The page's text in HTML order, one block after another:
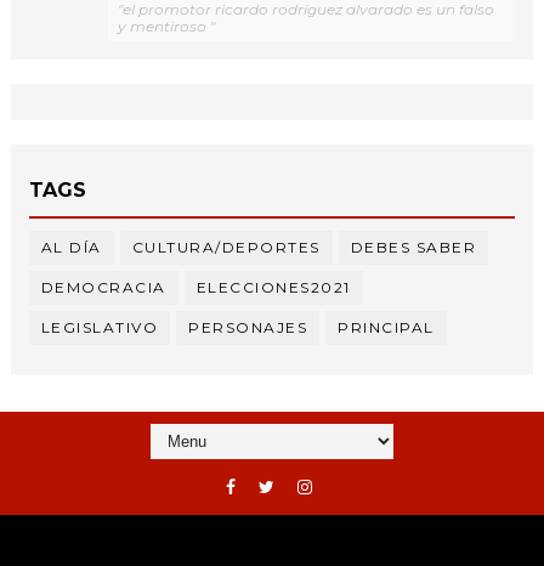
"el promotor ricardo rodríguez alvarado es un falso
y mentiroso "
TAGS
AL DÍA CULTURA/DEPORTES DEBES SABER
DEMOCRACIA ELECCIONES2021
LEGISLATIVO PERSONAJES PRINCIPAL